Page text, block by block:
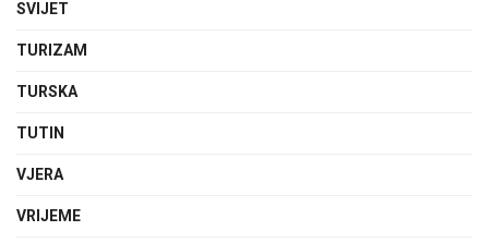
SVIJET
TURIZAM
TURSKA
TUTIN
VJERA
VRIJEME